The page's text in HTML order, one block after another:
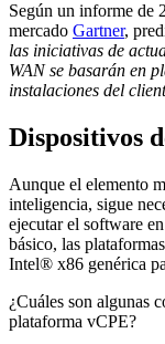
Según un informe de
mercado Gartner,
las iniciativas de
WAN se basarán en
instalaciones del
Dispositivos
Aunque el elemento
inteligencia, sigue
ejecutar el software
básico, las
Intel® x86 genérica
¿Cuáles son algunas
plataforma vCPE?